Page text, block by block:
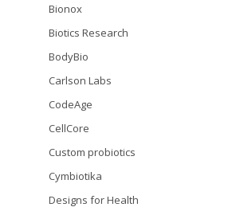
Bionox
Biotics Research
BodyBio
Carlson Labs
CodeAge
CellCore
Custom probiotics
Cymbiotika
Designs for Health